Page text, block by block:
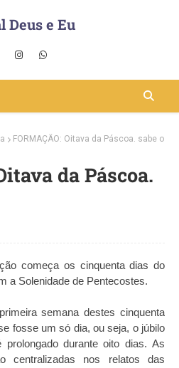
Deus e Eu
FORMAÇÃO: Oitava da Páscoa. sabe o
da Páscoa.
começa os cinquenta dias do
a Solenidade de Pentecostes.
semana destes cinquenta
fosse um só dia, ou seja, o júbilo
durante oito dias. As
centralizadas nos relatos das